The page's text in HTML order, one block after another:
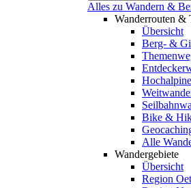
Alles zu Wandern &
Wanderrouten &
Übersicht
Berg- &
Bike &
Alle
Wandergebiete
Übersicht
Region